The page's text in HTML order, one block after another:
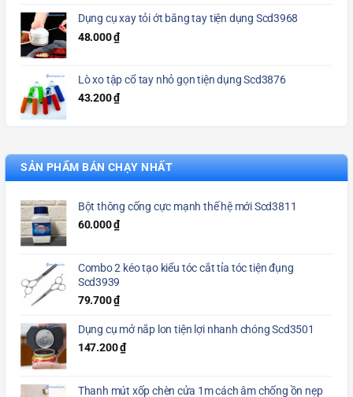
Dụng cụ xay tỏi ớt bằng tay tiện dụng Scd3968
48.000₫
Lò xo tập cổ tay nhỏ gọn tiện dụng Scd3876
43.200₫
SẢN PHẨM BÁN CHẠY NHẤT
Bột thông cống cực mạnh thế hệ mới Scd3811
60.000₫
Combo 2 kéo tạo kiểu tóc cắt tỉa tóc tiện đụng
Scd3939
79.700₫
Dụng cụ mở nắp lon tiện lợi nhanh chóng Scd3501
147.200₫
Thanh mút xốp chèn cửa 1m cách âm chống ồn nẹp